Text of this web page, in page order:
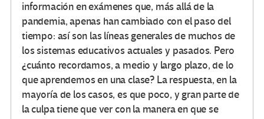
información en exámenes que, más allá de la
pandemia, apenas han cambiado con el paso del
tiempo: así son las líneas generales de muchos de
los sistemas educativos actuales y pasados. Pero
¿cuánto recordamos, a medio y largo plazo, de lo
que aprendemos en una clase? La respuesta, en la
mayoría de los casos, es que poco, y gran parte de
la culpa tiene que ver con la manera en que se